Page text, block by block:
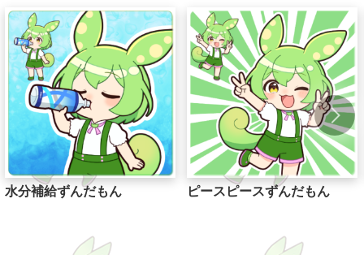
水分補給ずんだもん ピースピースずんだもん